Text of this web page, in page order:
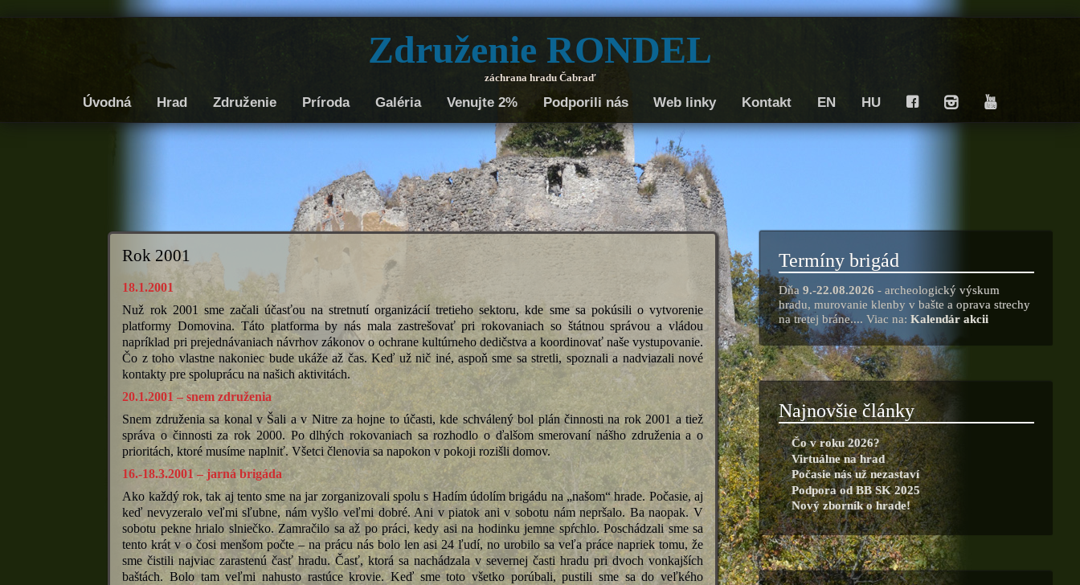
Združenie RONDEL
záchrana hradu Čabraď
Úvodná Hrad Združenie Príroda Galéria Venujte 2% Podporili nás Web linky Kontakt EN HU F I Y
Rok 2001
18.1.2001
Nuž rok 2001 sme začali účasťou na stretnutí organizácií tretieho sektoru, kde sme sa pokúsili o vytvorenie
platformy Domovina. Táto platforma by nás mala zastrešovať pri rokovaniach so štátnou správou a vládou
napríklad pri prejednávaniach návrhov zákonov o ochrane kultúrneho dedičstva a koordinovať naše vystupovanie.
Čo z toho vlastne nakoniec bude ukáže až čas. Keď už nič iné, aspoň sme sa stretli, spoznali a nadviazali nové
kontakty pre spoluprácu na našich aktivitách.
20.1.2001 – snem združenia
Snem združenia sa konal v Šali a v Nitre za hojne to účasti, kde schválený bol plán činnosti na rok 2001 a tiež
správa o činnosti za rok 2000. Po dlhých rokovaniach sa rozhodlo o ďalšom smerovaní nášho združenia a o
prioritách, ktoré musíme naplniť. Všetci členovia sa napokon v pokoji rozišli domov.
16.-18.3.2001 – jarná brigáda
Ako každý rok, tak aj tento sme na jar zorganizovali spolu s Hadím údolím brigádu na „našom“ hrade. Počasie, aj
keď nevyzeralo veľmi sľubne, nám vyšlo veľmi dobré. Ani v piatok ani v sobotu nám nepršalo. Ba naopak. V
sobotu pekne hrialo slniečko. Zamračilo sa až po práci, kedy asi na hodinku jemne spŕchlo. Poschádzali sme sa
tento krát v o čosi menšom počte – na prácu nás bolo len asi 24 ľudí, no urobilo sa veľa práce napriek tomu, že
sme čistili najviac zarastenú časť hradu. Časť, ktorá sa nachádzala v severnej časti hradu pri dvoch vonkajších
baštách. Bolo tam veľmi nahusto rastúce krovie. Keď sme toto všetko porúbali, pustili sme sa do veľkého
Termíny brigád
Dňa9.-22.08.2026 - archeologický výskum
hradu, murovanie klenby v bašte a oprava strechy
na tretej bráne.... Viac na:Kalendár akcii
Najnovšie články
Čo v roku 2026?
Virtuálne na hrad
Počasie nás už nezastaví
Podpora od BB SK 2025
Nový zborník o hrade!